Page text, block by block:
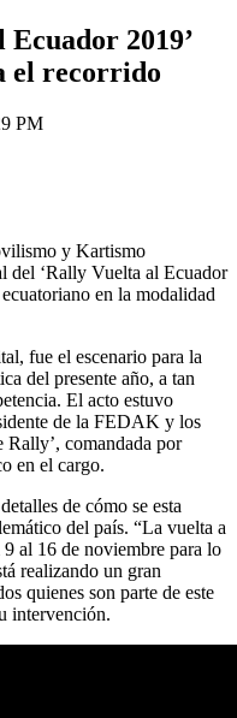
Ecuador 2019’
el recorrido
PM
y Kartismo
‘Rally Vuelta al Ecuador
en la modalidad
fue el escenario para la
del presente año, a tan
El acto estuvo
de la FEDAK y los
Rally’, comandada por
en el cargo.
de cómo se esta
del país. “La vuelta a
al 16 de noviembre para lo
realizando un gran
quienes son parte de este
intervención.